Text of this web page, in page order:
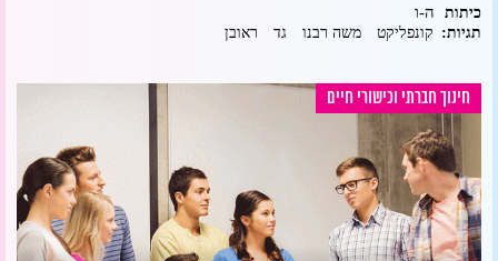
כיתות ה-ו
תגיות: קונפליקט משה רבנו גד ראובן
חינוך חברתי וכישורי חיים